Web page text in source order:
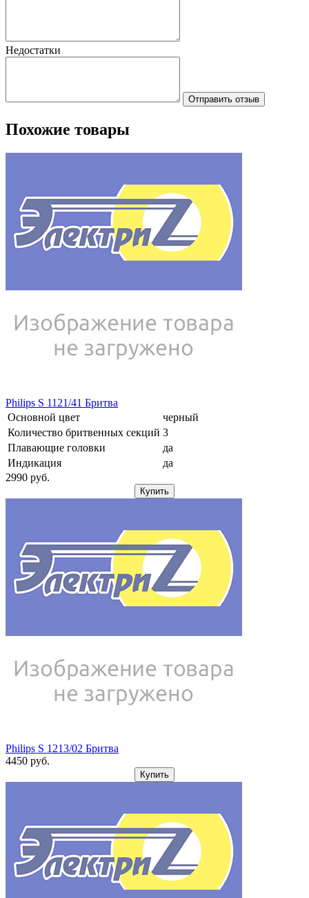
Недостатки
Отправить отзыв
Похожие товары
Philips S 1121/41 Бритва
Основной цвет
черный
Количество бритвенных секций 3
Плавающие головки
да
Индикация
да
2990 pуб.
Купить
Philips S 1213/02 Бритва
4450 pуб.
Купить